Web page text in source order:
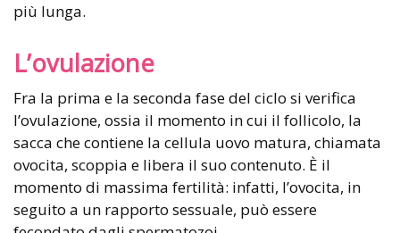
più lunga.
L’ovulazione
Fra la prima e la seconda fase del ciclo si verifica
l’ovulazione, ossia il momento in cui il follicolo, la
sacca che contiene la cellula uovo matura, chiamata
ovocita, scoppia e libera il suo contenuto. È il
momento di massima fertilità: infatti, l’ovocita, in
seguito a un rapporto sessuale, può essere